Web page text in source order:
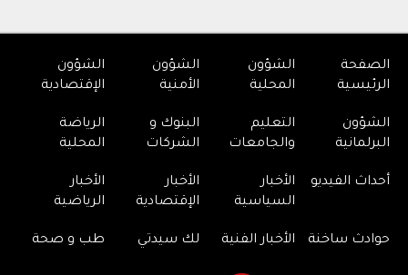
الصفحة
الرئيسية
الشؤون
المحلية
الشؤون
الأمنية
الشؤون
الإقتصادية
الشؤون
البرلمانية
التعليم
والجامعات
البنوك و
الشركات
الرياضة
المحلية
أحداث الفيديو
الأخبار
السياسية
الأخبار
الإقتصادية
الأخبار
الرياضية
حوادث ساخنة الأخبار الفنية لك سيدتي طب و صحة